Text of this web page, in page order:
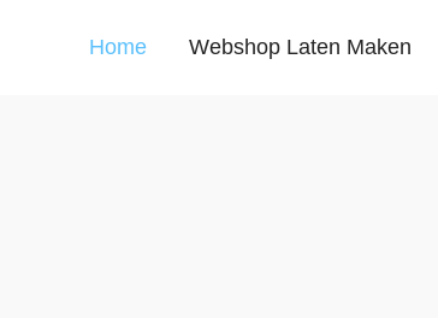
Home Webshop Laten Maken